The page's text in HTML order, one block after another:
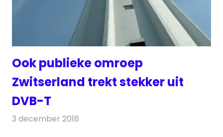
Ook publieke omroep
Zwitserland trekt stekker uit
DVB-T
3 december 2018